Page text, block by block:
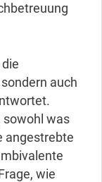
auch
was
angestrebte
wie